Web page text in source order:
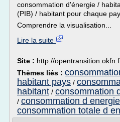
consommation d'énergie /
(PIB) / habitant pour chaque
Comprendre la visualisation...
Lire la suite
Site : http://
Thèmes liés :
habitant pays /
habitant / consommation
/ consommation d
consommation totale d